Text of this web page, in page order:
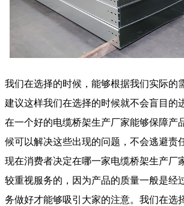
我们在选择的时候，能够根据我们实际的
建议这样我们在选择的时候就不会盲目的
在一个好的电缆桥架生产厂家能够保障产
候可以解决这些出现的问题，不会逃避责
现在消费者决定在哪一家电缆桥架生产厂
较重视服务的，因为产品的质量一般是经
务做好才能够吸引大家的注意。我们在选